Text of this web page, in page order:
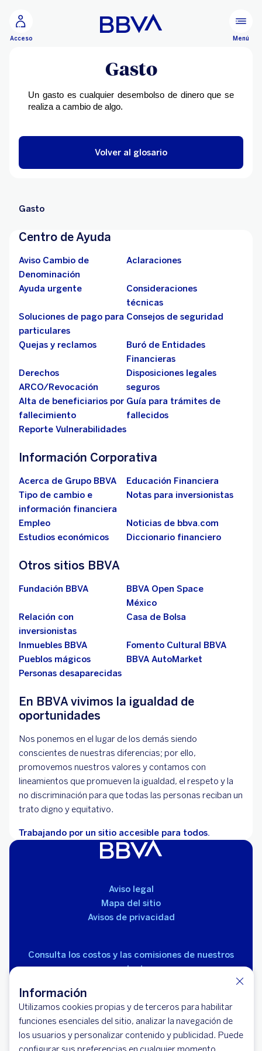
Información
Utilizamos cookies propias y de terceros para habilitar
funciones esenciales del sitio, analizar la navegación de
los usuarios y personalizar contenido y publicidad. Puede
Acceso Menú
Gasto
Un gasto es cualquier desembolso de dinero que se
realiza a cambio de algo.
Volver al glosario
Gasto
Centro de Ayuda
Aviso Cambio de
Denominación
Aclaraciones
Ayuda urgente
Consideraciones
técnicas
Soluciones de pago para
particulares
Consejos de seguridad
Quejas y reclamos
Buró de Entidades
Financieras
Derechos
ARCO/Revocación
Disposiciones legales
seguros
Alta de beneficiarios por
fallecimiento
Guía para trámites de
fallecidos
Reporte Vulnerabilidades
Información Corporativa
Acerca de Grupo BBVA
Educación Financiera
Tipo de cambio e
información financiera
Notas para inversionistas
Empleo
Noticias de bbva.com
Estudios económicos
Diccionario financiero
Otros sitios BBVA
Fundación BBVA
BBVA Open Space
México
Relación con
inversionistas
Casa de Bolsa
Inmuebles BBVA
Fomento Cultural BBVA
Pueblos mágicos
BBVA AutoMarket
Personas desaparecidas
En BBVA vivimos la igualdad de
oportunidades
Nos ponemos en el lugar de los demás siendo
conscientes de nuestras diferencias; por ello,
promovemos nuestros valores y contamos con
lineamientos que promueven la igualdad, el respeto y la
no discriminación para que todas las personas reciban un
trato digno y equitativo.
Trabajando por un sitio accesible para todos.
Aviso legal
Mapa del sitio
Avisos de privacidad
Consulta los costos y las comisiones de nuestros
productos